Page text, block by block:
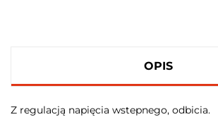
OPIS
Z regulacją napięcia wstepnego, odbicia.